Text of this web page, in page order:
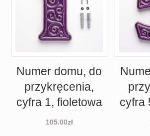
Numer domu, do
przykręcenia,
cyfra 1, fioletowa
105.00zł
cyfra